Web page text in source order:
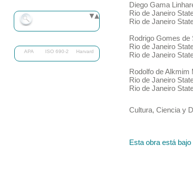
Diego Gama
Rio de Janeiro
Rio de Janeiro
Rodrigo Gomes de
Rio de Janeiro
Rio de Janeiro
Rodolfo de Alkmim
Rio de Janeiro
Rio de Janeiro
Cultura, Ciencia y
Esta obra está
Conflict of Interest
Statement
Authors' Contribution
References
APA ISO 690-2 Harvard